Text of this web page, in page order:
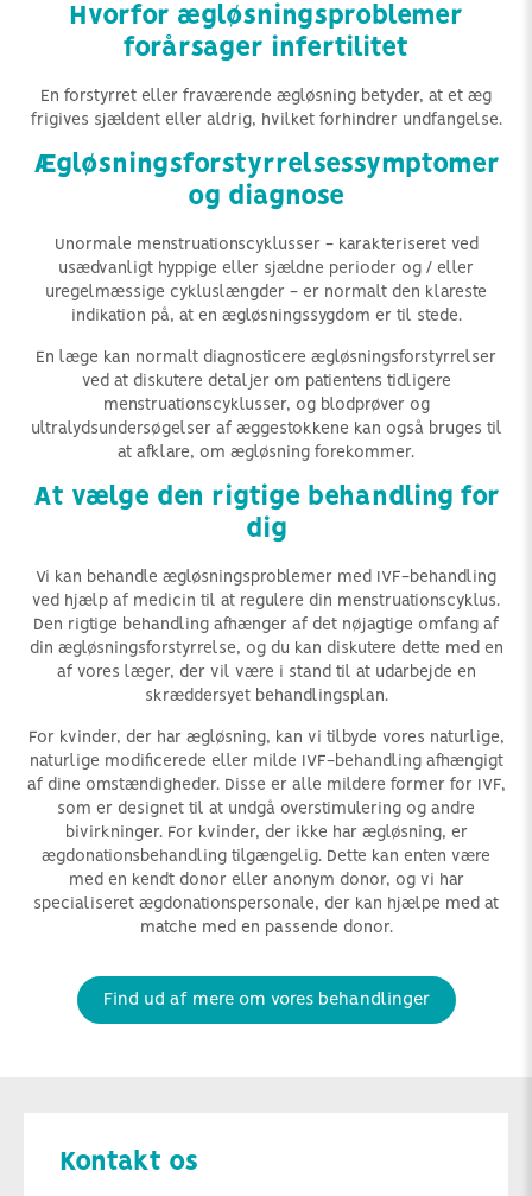
Hvorfor ægløsningsproblemer
forårsager infertilitet
En forstyrret eller fraværende ægløsning betyder, at et æg
frigives sjældent eller aldrig, hvilket forhindrer undfangelse.
Ægløsningsforstyrrelsessymptomer
og diagnose
Unormale menstruationscyklusser - karakteriseret ved
usædvanligt hyppige eller sjældne perioder og / eller
uregelmæssige cykluslængder - er normalt den klareste
indikation på, at en ægløsningssygdom er til stede.
En læge kan normalt diagnosticere ægløsningsforstyrrelser
ved at diskutere detaljer om patientens tidligere
menstruationscyklusser, og blodprøver og
ultralydsundersøgelser af æggestokkene kan også bruges til
at afklare, om ægløsning forekommer.
At vælge den rigtige behandling for
dig
Vi kan behandle ægløsningsproblemer med IVF-behandling
ved hjælp af medicin til at regulere din menstruationscyklus.
Den rigtige behandling afhænger af det nøjagtige omfang af
din ægløsningsforstyrrelse, og du kan diskutere dette med en
af vores læger, der vil være i stand til at udarbejde en
skræddersyet behandlingsplan.
For kvinder, der har ægløsning, kan vi tilbyde vores naturlige,
naturlige modificerede eller milde IVF-behandling afhængigt
af dine omstændigheder. Disse er alle mildere former for IVF,
som er designet til at undgå overstimulering og andre
bivirkninger. For kvinder, der ikke har ægløsning, er
ægdonationsbehandling tilgængelig. Dette kan enten være
med en kendt donor eller anonym donor, og vi har
specialiseret ægdonationspersonale, der kan hjælpe med at
matche med en passende donor.
Find ud af mere om vores behandlinger
Kontakt os